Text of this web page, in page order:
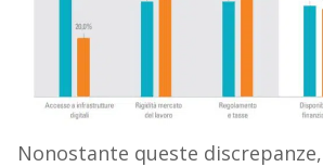
Nonostante queste